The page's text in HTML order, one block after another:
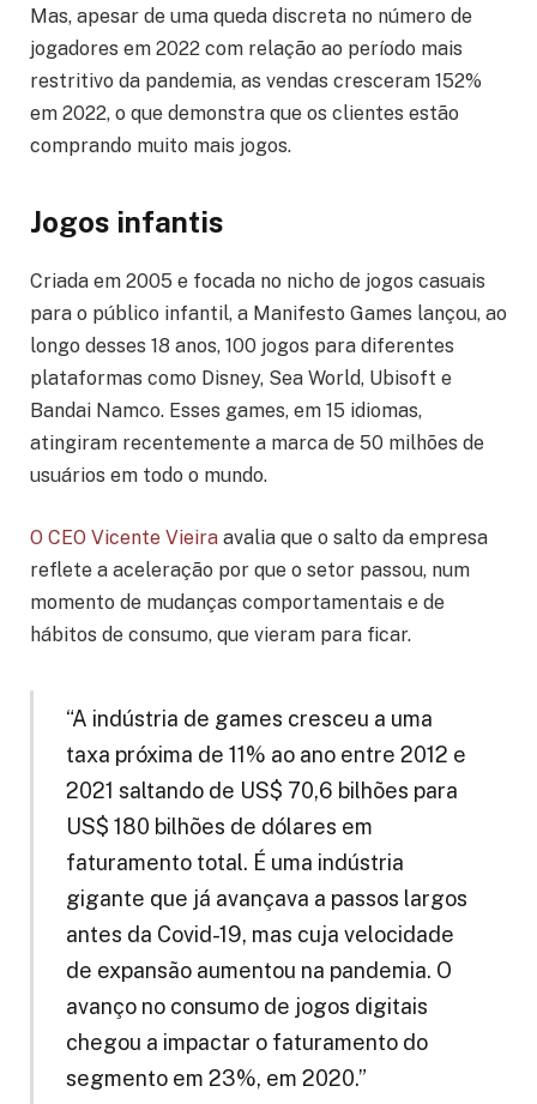
Mas, apesar de uma queda discreta no número de
jogadores em 2022 com relação ao período mais
restritivo da pandemia, as vendas cresceram 152%
em 2022, o que demonstra que os clientes estão
comprando muito mais jogos.
Jogos infantis
Criada em 2005 e focada no nicho de jogos casuais
para o público infantil, a Manifesto Games lançou, ao
longo desses 18 anos, 100 jogos para diferentes
plataformas como Disney, Sea World, Ubisoft e
Bandai Namco. Esses games, em 15 idiomas,
atingiram recentemente a marca de 50 milhões de
usuários em todo o mundo.
O CEO Vicente Vieira avalia que o salto da empresa
reflete a aceleração por que o setor passou, num
momento de mudanças comportamentais e de
hábitos de consumo, que vieram para ficar.
“A indústria de games cresceu a uma
taxa próxima de 11% ao ano entre 2012 e
2021 saltando de US$ 70,6 bilhões para
US$ 180 bilhões de dólares em
faturamento total. É uma indústria
gigante que já avançava a passos largos
antes da Covid-19, mas cuja velocidade
de expansão aumentou na pandemia. O
avanço no consumo de jogos digitais
chegou a impactar o faturamento do
segmento em 23%, em 2020.”